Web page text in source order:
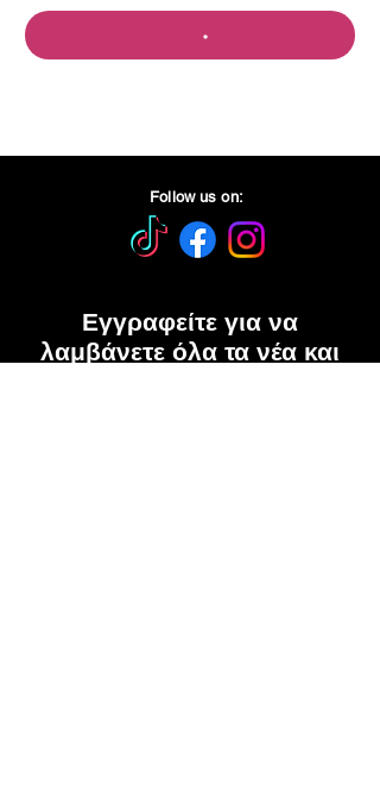
Follow us on:
Εγγραφείτε για να
λαμβάνετε όλα τα νέα και